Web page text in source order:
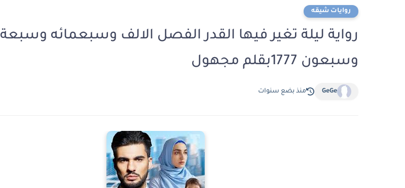
روايات شيقه
رواية ليلة تغير فيها القدر الفصل الالف وسبعمائه وسبعة
وسبعون 1777بقلم مجهول
GeGe منذ بضع سنوات